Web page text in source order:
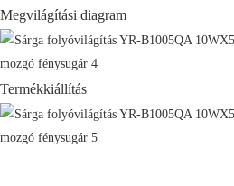
Megvilágítási diagram
Termékkiállítás